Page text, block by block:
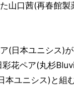
山口茜(再春館製
(日本ユニシス)
花ペア(丸杉
本ユニシス)と組